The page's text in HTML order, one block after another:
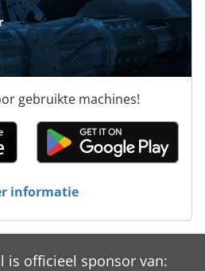
gebruikte machines!
informatie
is officieel sponsor van: